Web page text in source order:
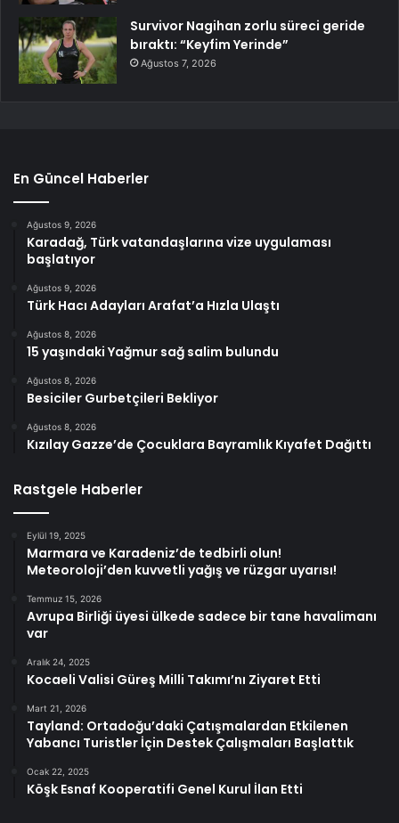
Survivor Nagihan zorlu süreci geride
bıraktı: “Keyfim Yerinde”
Ağustos 7, 2026
En Güncel Haberler
Ağustos 9, 2026
Karadağ, Türk vatandaşlarına vize uygulaması
başlatıyor
Ağustos 9, 2026
Türk Hacı Adayları Arafat’a Hızla Ulaştı
Ağustos 8, 2026
15 yaşındaki Yağmur sağ salim bulundu
Ağustos 8, 2026
Besiciler Gurbetçileri Bekliyor
Ağustos 8, 2026
Kızılay Gazze’de Çocuklara Bayramlık Kıyafet Dağıttı
Rastgele Haberler
Eylül 19, 2025
Marmara ve Karadeniz’de tedbirli olun!
Meteoroloji’den kuvvetli yağış ve rüzgar uyarısı!
Temmuz 15, 2026
Avrupa Birliği üyesi ülkede sadece bir tane havalimanı
var
Aralık 24, 2025
Kocaeli Valisi Güreş Milli Takımı’nı Ziyaret Etti
Mart 21, 2026
Tayland: Ortadoğu’daki Çatışmalardan Etkilenen
Yabancı Turistler İçin Destek Çalışmaları Başlattık
Ocak 22, 2025
Köşk Esnaf Kooperatifi Genel Kurul İlan Etti